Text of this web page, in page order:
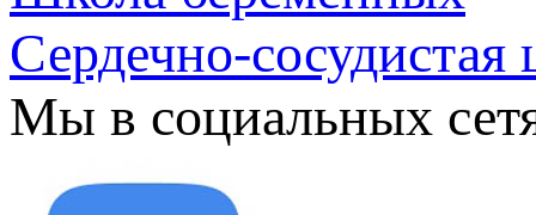
Сердечно-сосудистая
Мы в социальных